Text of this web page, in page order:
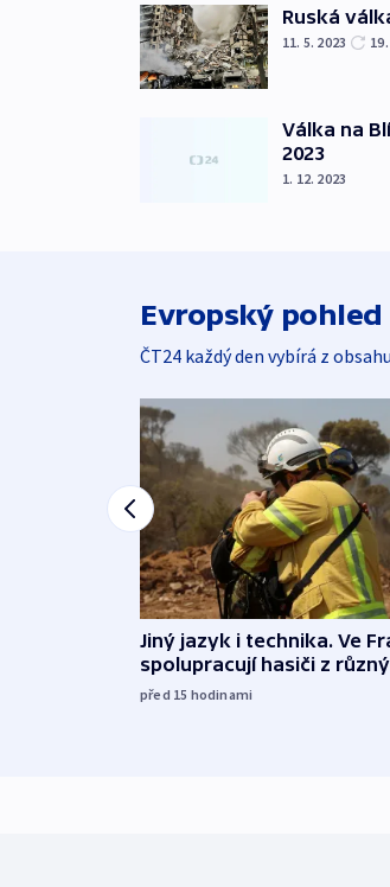
Ruská
11. 5. 2023
Válka na
2023
1. 12. 2023
Evropský pohled
ČT24 každý den vybírá z
Jiný jazyk i technika. Ve
spolupracují hasiči z
před 15 hodinami